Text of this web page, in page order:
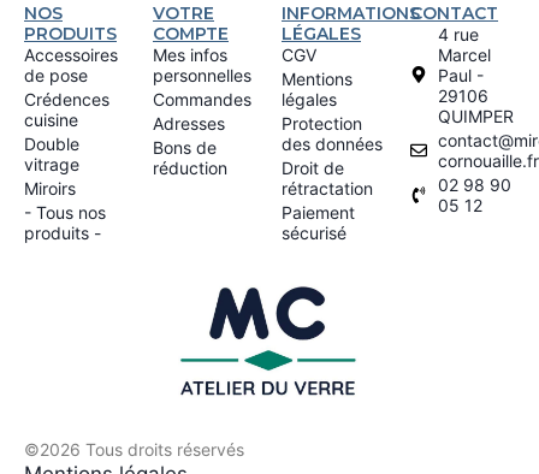
NOS
PRODUITS
Accessoires
de pose
Crédences
cuisine
Double
vitrage
Miroirs
- Tous nos
produits -
VOTRE
COMPTE
Mes infos
personnelles
Commandes
Adresses
Bons de
réduction
INFORMATIONS
LÉGALES
CGV
Mentions
légales
Protection
des données
Droit de
rétractation
Paiement
sécurisé
CONTACT
4 rue
Marcel
Paul -
29106
QUIMPER
cornouaille.fr
02 98 90
05 12
©2026 Tous droits réservés